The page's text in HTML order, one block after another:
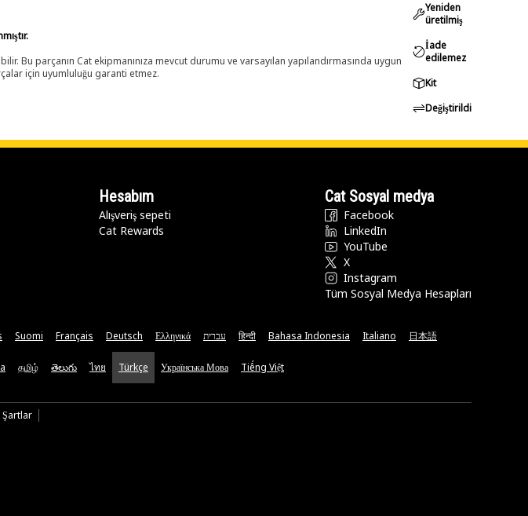
Bu parçanın Cat ekipmanınıza mevcut durumu ve varsayılan yapılandırmasında uygun
için uyumluluğu garanti etmez.
Yeniden
üretilmiş
İade
edilemez
Kit
Değiştirildi
Hesabım
Alışveriş sepeti
Cat Rewards
Cat Sosyal medya
Facebook
LinkedIn
YouTube
X
Instagram
Tüm Sosyal Medya Hesapları
Suomi Français Deutsch Ελληνικά עברית हिन्दी Bahasa Indonesia Italiano 日本語
தமிழ் తెలుగు ไทย Türkçe Українська Мова Tiếng Việt
Şartlar